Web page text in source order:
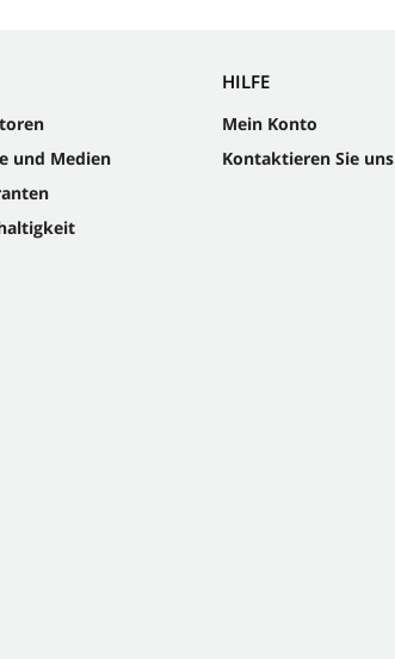
und Medien
HILFE
Mein Konto
Kontaktieren Sie uns